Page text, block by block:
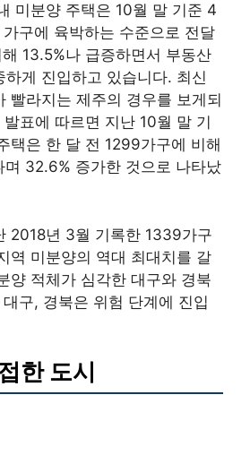
미분양 주택은 10월 말 기준 4
구에 육박하는 수준으로 전달
13.5%나 급증하면서 부동산
게 진입하고 있습니다. 최신
빨라지는 제주의 경우를 보게되
표에 따르면 지난 10월 말 기
택은 한 달 전 1299가구에 비해
며 32.6% 증가한 것으로 나타났
2018년 3월 기록한 1339가구
역 미분양의 역대 최대치를 갈
양 적체가 심각한 대구와 경북
구, 경북은 위험 단계에 진입
한 도시